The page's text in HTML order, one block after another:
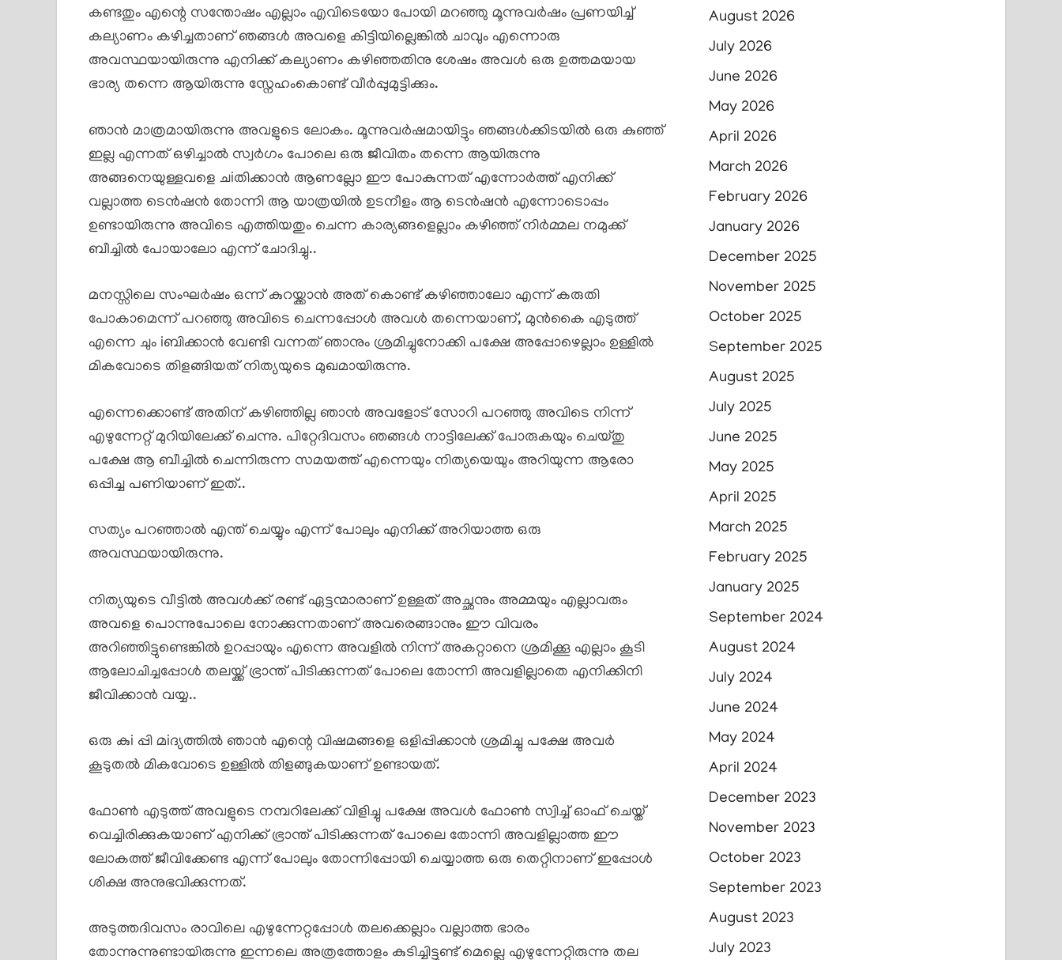
കണ്ടതും എന്റെ സന്തോഷം എല്ലാം എവിടെയോ പോയി മറഞ്ഞു മൂന്നുവർഷം പ്രണയിച്ച്
കല്യാണം കഴിച്ചതാണ് ഞങ്ങൾ അവളെ കിട്ടിയില്ലെങ്കിൽ ചാവും എന്നൊരു
അവസ്ഥയായിരുന്നു എനിക്ക് കല്യാണം കഴിഞ്ഞതിനു ശേഷം അവൾ ഒരു ഉത്തമയായ
ഭാര്യ തന്നെ ആയിരുന്നു സ്നേഹംകൊണ്ട് വീർപ്പുമുട്ടിക്കും.
ഞാൻ മാത്രമായിരുന്നു അവളുടെ ലോകം. മൂന്നുവർഷമായിട്ടും ഞങ്ങൾക്കിടയിൽ ഒരു കുഞ്ഞ്
ഇല്ല എന്നത് ഒഴിച്ചാൽ സ്വർഗം പോലെ ഒരു ജീവിതം തന്നെ ആയിരുന്നു
അങ്ങനെയുള്ളവളെ ചiതിക്കാൻ ആണല്ലോ ഈ പോകുന്നത് എന്നോർത്ത് എനിക്ക്
വല്ലാത്ത ടെൻഷൻ തോന്നി ആ യാത്രയിൽ ഉടനീളം ആ ടെൻഷൻ എന്നോടൊപ്പം
ഉണ്ടായിരുന്നു അവിടെ എത്തിയതും ചെന്ന കാര്യങ്ങളെല്ലാം കഴിഞ്ഞ് നിർമ്മല നമുക്ക്
ബീച്ചിൽ പോയാലോ എന്ന് ചോദിച്ചു..
മനസ്സിലെ സംഘർഷം ഒന്ന് കുറയ്ക്കാൻ അത് കൊണ്ട് കഴിഞ്ഞാലോ എന്ന് കരുതി
പോകാമെന്ന് പറഞ്ഞു അവിടെ ചെന്നപ്പോൾ അവൾ തന്നെയാണ്, മുൻകൈ എടുത്ത്
എന്നെ ചും iബിക്കാൻ വേണ്ടി വന്നത് ഞാനും ശ്രമിച്ചുനോക്കി പക്ഷേ അപ്പോഴെല്ലാം ഉള്ളിൽ
മികവോടെ തിളങ്ങിയത് നിത്യയുടെ മുഖമായിരുന്നു.
എന്നെക്കൊണ്ട് അതിന് കഴിഞ്ഞില്ല ഞാൻ അവളോട് സോറി പറഞ്ഞു അവിടെ നിന്ന്
എഴുന്നേറ്റ് മുറിയിലേക്ക് ചെന്നു. പിറ്റേദിവസം ഞങ്ങൾ നാട്ടിലേക്ക് പോരുകയും ചെയ്തു
പക്ഷേ ആ ബീച്ചിൽ ചെന്നിരുന്ന സമയത്ത് എന്നെയും നിത്യയെയും അറിയുന്ന ആരോ
ഒപ്പിച്ച പണിയാണ് ഇത്..
സത്യം പറഞ്ഞാൽ എന്ത് ചെയ്യും എന്ന് പോലും എനിക്ക് അറിയാത്ത ഒരു
അവസ്ഥയായിരുന്നു.
നിത്യയുടെ വീട്ടിൽ അവൾക്ക് രണ്ട് ഏട്ടന്മാരാണ് ഉള്ളത് അച്ഛനും അമ്മയും എല്ലാവരും
അവളെ പൊന്നുപോലെ നോക്കുന്നതാണ് അവരെങ്ങാനും ഈ വിവരം
അറിഞ്ഞിട്ടുണ്ടെങ്കിൽ ഉറപ്പായും എന്നെ അവളിൽ നിന്ന് അകറ്റാനെ ശ്രമിക്കൂ എല്ലാം കൂടി
ആലോചിച്ചപ്പോൾ തലയ്ക്ക് ഭ്രാന്ത് പിടിക്കുന്നത് പോലെ തോന്നി അവളില്ലാതെ എനിക്കിനി
ജീവിക്കാൻ വയ്യ..
ഒരു കുi പ്പി മiദ്യത്തിൽ ഞാൻ എന്റെ വിഷമങ്ങളെ ഒളിപ്പിക്കാൻ ശ്രമിച്ചു പക്ഷേ അവർ
കൂടുതൽ മികവോടെ ഉള്ളിൽ തിളങ്ങുകയാണ് ഉണ്ടായത്.
ഫോൺ എടുത്ത് അവളുടെ നമ്പറിലേക്ക് വിളിച്ചു പക്ഷേ അവൾ ഫോൺ സ്വിച്ച് ഓഫ് ചെയ്ത്
വെച്ചിരിക്കുകയാണ് എനിക്ക് ഭ്രാന്ത് പിടിക്കുന്നത് പോലെ തോന്നി അവളില്ലാത്ത ഈ
ലോകത്ത് ജീവിക്കേണ്ട എന്ന് പോലും തോന്നിപ്പോയി ചെയ്യാത്ത ഒരു തെറ്റിനാണ് ഇപ്പോൾ
ശിക്ഷ അനുഭവിക്കുന്നത്.
അടുത്തദിവസം രാവിലെ എഴുന്നേറ്റപ്പോൾ തലക്കെല്ലാം വല്ലാത്ത ഭാരം
തോന്നുന്നുണ്ടായിരുന്നു ഇന്നലെ അത്രത്തോളം കുടിച്ചിട്ടുണ്ട് മെല്ലെ എഴുന്നേറ്റിരുന്നു തല
August 2026
July 2026
June 2026
May 2026
April 2026
March 2026
February 2026
January 2026
December 2025
November 2025
October 2025
September 2025
August 2025
July 2025
June 2025
May 2025
April 2025
March 2025
February 2025
January 2025
September 2024
August 2024
July 2024
June 2024
May 2024
April 2024
December 2023
November 2023
October 2023
September 2023
August 2023
July 2023